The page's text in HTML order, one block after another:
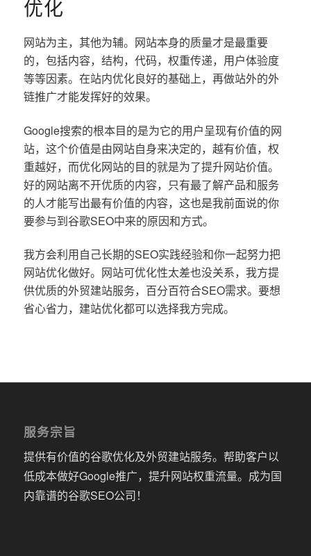
优化
网站为主，其他为辅。网站本身的质量才是最重要
的，包括内容，结构，代码，权重传递，用户体验度
等等因素。在站内优化良好的基础上，再做站外的外
链推广才能发挥好的效果。
Google搜索的根本目的是为它的用户呈现有价值的网
站，这个价值是由网站自身来决定的，越有价值，权
重越好，而优化网站的目的就是为了提升网站价值。
好的网站离不开优质的内容，只有最了解产品和服务
的人才能写出最有价值的内容，这也是我前面说的你
要参与到谷歌SEO中来的原因和方式。
我方会利用自己长期的SEO实践经验和你一起努力把
网站优化做好。网站可优化性太差也没关系，我方提
供优质的外贸建站服务，百分百符合SEO需求。要想
省心省力，建站优化都可以选择我方完成。
服务宗旨
提供有价值的谷歌优化及外贸建站服务。帮助客户以
低成本做好Google推广，提升网站权重流量。成为国
内靠谱的谷歌SEO公司！